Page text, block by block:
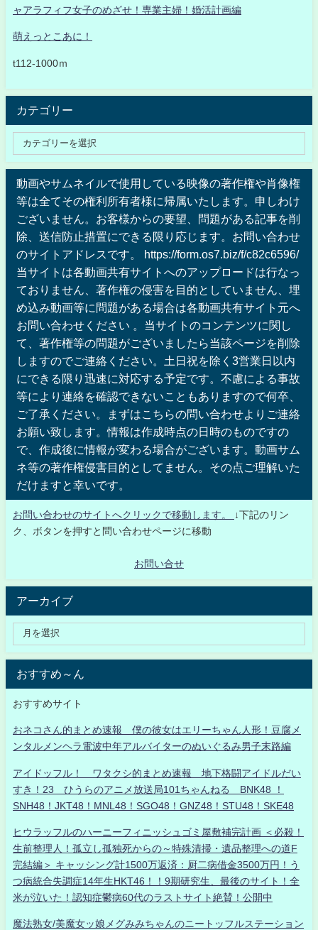
ャアラフィフ女子のめざせ！専業主婦！婚活計画編
萌えっとこあに！
t112-1000ｍ
カテゴリー
動画やサムネイルで使用している映像の著作権や肖像権
等は全てその権利所有者様に帰属いたします。申しわけ
ございません。お客様からの要望、問題がある記事を削
除、送信防止措置にできる限り応じます。お問い合わせ
のサイトアドレスです。 https://form.os7.biz/f/c82c6596/
当サイトは各動画共有サイトへのアップロードは行なっ
ておりません、著作権の侵害を目的としていません、埋
め込み動画等に問題がある場合は各動画共有サイト元へ
お問い合わせください 。当サイトのコンテンツに関し
て、著作権等の問題がございましたら当該ページを削除
しますのでご連絡ください。土日祝を除く3営業日以内
にできる限り迅速に対応する予定です。不慮による事故
等により連絡を確認できないこともありますので何卒、
ご了承ください。まずはこちらの問い合わせよりご連絡
お願い致します。情報は作成時点の日時のものですの
で、作成後に情報が変わる場合がございます。動画サム
ネ等の著作権侵害目的としてません。その点ご理解いた
だけますと幸いです。
お問い合わせのサイトへクリックで移動します。
↓下記のリン
ク、ボタンを押すと問い合わせページに移動
お問い合せ
アーカイブ
おすすめ～ん
おすすめサイト
おネコさん的まとめ速報 僕の彼女はエリーちゃん人形！豆腐メ
ンタルメンヘラ電波中年アルバイターのぬいぐるみ男子末路編
アイドッフル！ ワタクシ的まとめ速報 地下格闘アイドルだい
すき！23 ひうらのアニメ放送局101ちゃんねる BNK48 ！
SNH48！JKT48！MNL48！SGO48！GNZ48！STU48！SKE48
ヒウラッフルのハーニーフィニッシュゴミ屋敷補完計画 ＜必殺！
生前整理人！孤立し孤独死からの～特殊清掃・遺品整理への道F
完結編＞ キャッシング計1500万返済：厨二病借金3500万円！う
つ病統合失調症14年生HKT46！！9期研究生、最後のサイト！全
米が泣いた！認知症鬱病60代のラストサイト絶賛！公開中
魔法熟女/美魔女ッ娘メグみみちゃんのニートッフルステーション